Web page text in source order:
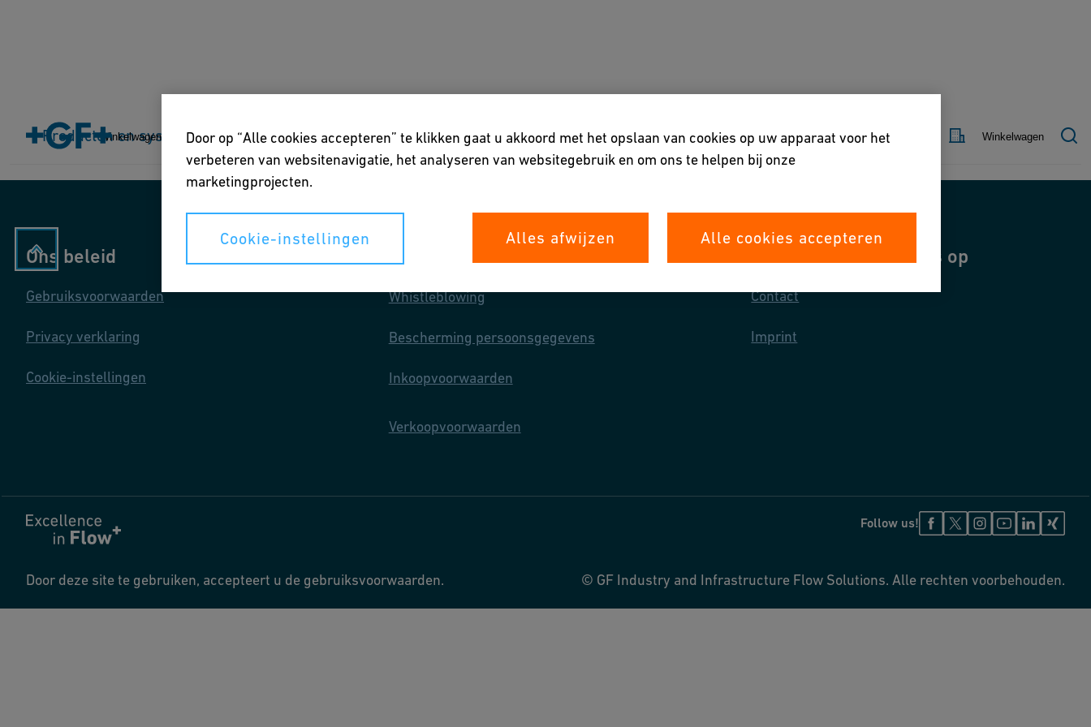
Winkelwagen Land Contact Winkelwagen
Producten en systemen Industrieën Toepassingen Services & Tools Over ons
Ons beleid
Gebruiksvoorwaarden
Privacy verklaring
Cookie-instellingen
Whistleblowing
Bescherming persoonsgegevens
Inkoopvoorwaarden
Verkoopvoorwaarden
Neem contact met ons op
Contact
Imprint
Follow us!
Door deze site te gebruiken, accepteert u de gebruiksvoorwaarden. © GF Industry and Infrastructure Flow Solutions. Alle rechten voorbehouden.
Door op “Alle cookies accepteren” te klikken gaat u akkoord met het opslaan van cookies op uw apparaat voor het
verbeteren van websitenavigatie, het analyseren van websitegebruik en om ons te helpen bij onze
marketingprojecten.
Cookie-instellingen Alles afwijzen Alle cookies accepteren